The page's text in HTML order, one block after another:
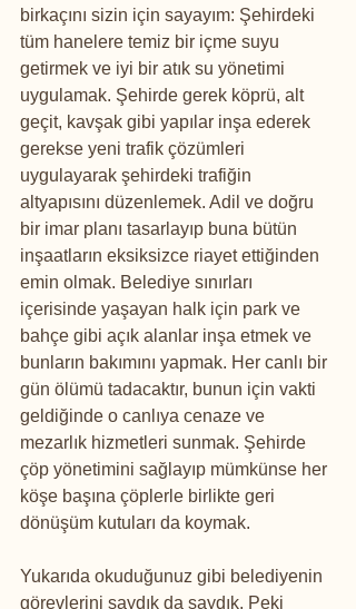
birkaçını sizin için sayayım: Şehirdeki
tüm hanelere temiz bir içme suyu
getirmek ve iyi bir atık su yönetimi
uygulamak. Şehirde gerek köprü, alt
geçit, kavşak gibi yapılar inşa ederek
gerekse yeni trafik çözümleri
uygulayarak şehirdeki trafiğin
altyapısını düzenlemek. Adil ve doğru
bir imar planı tasarlayıp buna bütün
inşaatların eksiksizce riayet ettiğinden
emin olmak. Belediye sınırları
içerisinde yaşayan halk için park ve
bahçe gibi açık alanlar inşa etmek ve
bunların bakımını yapmak. Her canlı bir
gün ölümü tadacaktır, bunun için vakti
geldiğinde o canlıya cenaze ve
mezarlık hizmetleri sunmak. Şehirde
çöp yönetimini sağlayıp mümkünse her
köşe başına çöplerle birlikte geri
dönüşüm kutuları da koymak.
Yukarıda okuduğunuz gibi belediyenin
görevlerini saydık da saydık. Peki